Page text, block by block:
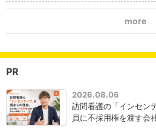
more
PR
2026.08.06
訪問看護の「インセン
員に不採用権を渡す会